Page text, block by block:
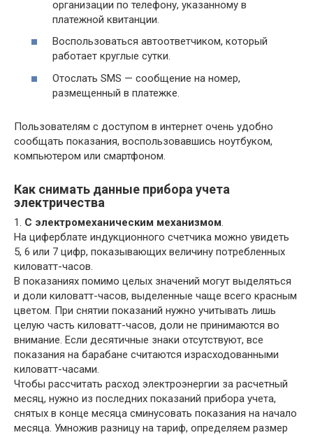
организации по телефону, указанному в
платежной квитанции.
Воспользоваться автоответчиком, который
работает круглые сутки.
Отослать SMS — сообщение на номер,
размещенный в платежке.
Пользователям с доступом в интернет очень удобно
сообщать показания, воспользовавшись ноутбуком,
компьютером или смартфоном.
Как снимать данные прибора учета
электричества
1. С электромеханическим механизмом.
На циферблате индукционного счетчика можно увидеть
5, 6 или 7 цифр, показывающих величину потребленных
киловатт-часов.
В показаниях помимо целых значений могут выделяться
и доли киловатт-часов, выделенные чаще всего красным
цветом. При снятии показаний нужно учитывать лишь
целую часть киловатт-часов, доли не принимаются во
внимание. Если десятичные знаки отсутствуют, все
показания на барабане считаются израсходованными
киловатт-часами.
Чтобы рассчитать расход электроэнергии за расчетный
месяц, нужно из последних показаний прибора учета,
снятых в конце месяца сминусовать показания на начало
месяца. Умножив разницу на тариф, определяем размер